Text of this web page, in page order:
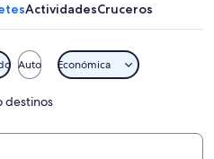
ActividadesCruceros
Auto Económica
destinos